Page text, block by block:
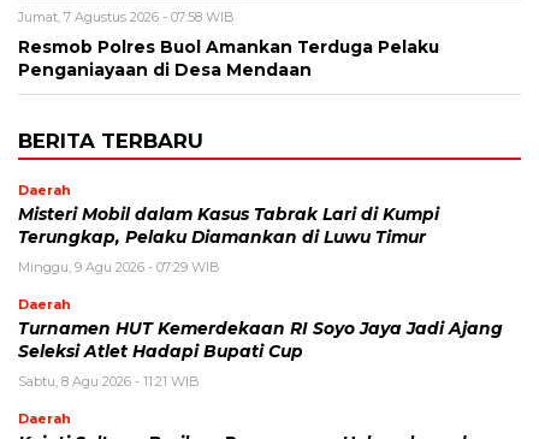
Jumat, 7 Agustus 2026 - 07:58 WIB
Resmob Polres Buol Amankan Terduga Pelaku
Penganiayaan di Desa Mendaan
BERITA TERBARU
Daerah
Misteri Mobil dalam Kasus Tabrak Lari di Kumpi
Terungkap, Pelaku Diamankan di Luwu Timur
Minggu, 9 Agu 2026 - 07:29 WIB
Daerah
Turnamen HUT Kemerdekaan RI Soyo Jaya Jadi Ajang
Seleksi Atlet Hadapi Bupati Cup
Sabtu, 8 Agu 2026 - 11:21 WIB
Daerah